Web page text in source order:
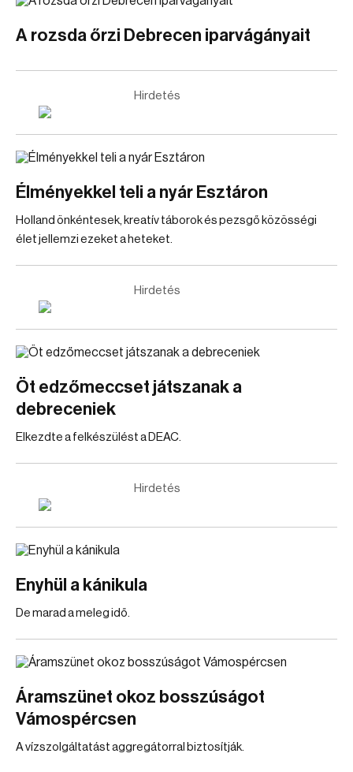
A rozsda őrzi Debrecen iparvágányait
Hirdetés
Élményekkel teli a nyár Esztáron
Holland önkéntesek, kreatív táborok és pezsgő közösségi
élet jellemzi ezeket a heteket.
Hirdetés
Öt edzőmeccset játszanak a
debreceniek
Elkezdte a felkészülést a DEAC.
Hirdetés
Enyhül a kánikula
De marad a meleg idő.
Áramszünet okoz bosszúságot
Vámospércsen
A vízszolgáltatást aggregátorral biztosítják.